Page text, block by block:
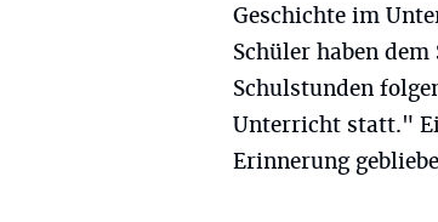
Geschichte im
Schüler haben
Schulstunden
Unterricht statt."
Erinnerung